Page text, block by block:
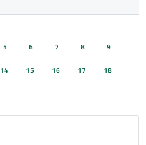
5 6 7 8 9
14 15 16 17 18